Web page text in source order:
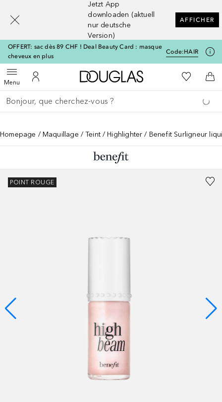
Jetzt App
downloaden (aktuell
nur deutsche
Version)
AFFICHER
OFFERT: sac dès 89 CHF ! Deal Beauty Card : masque
cheveux en plus
Code:HAIR
MenuOuvrir le menuVers Mon Compte
Vers l'accueil Douglas
Vers Ma
Retourner
Exécuter la recherche
Homepage Maquillage Teint Highlighter Benefit Surligneur
POINT ROUGE
[navigation.slideout.screenreader]